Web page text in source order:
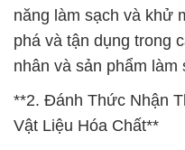
năng làm sạch và khử
phá và tận dụng trong
nhân và sản phẩm làm
**2. Đánh Thức Nhận
Vật Liệu Hóa Chất**